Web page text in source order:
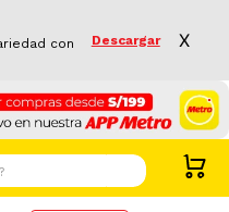
con
Descargar X